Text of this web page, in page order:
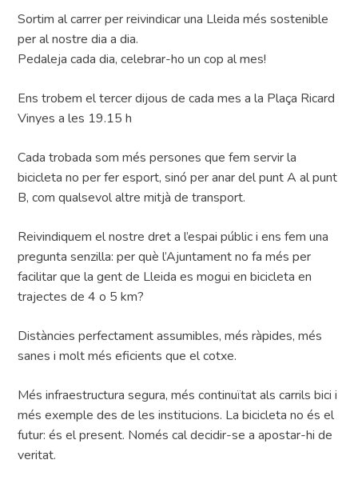
Sortim al carrer per reivindicar una Lleida més sostenible
per al nostre dia a dia.
Pedaleja cada dia, celebrar-ho un cop al mes!
Ens trobem el tercer dijous de cada mes a la Plaça Ricard
Vinyes a les 19.15 h
Cada trobada som més persones que fem servir la
bicicleta no per fer esport, sinó per anar del punt A al punt
B, com qualsevol altre mitjà de transport.
Reivindiquem el nostre dret a l’espai públic i ens fem una
pregunta senzilla: per què l’Ajuntament no fa més per
facilitar que la gent de Lleida es mogui en bicicleta en
trajectes de 4 o 5 km?
Distàncies perfectament assumibles, més ràpides, més
sanes i molt més eficients que el cotxe.
Més infraestructura segura, més continuïtat als carrils bici i
més exemple des de les institucions. La bicicleta no és el
futur: és el present. Només cal decidir-se a apostar-hi de
veritat.